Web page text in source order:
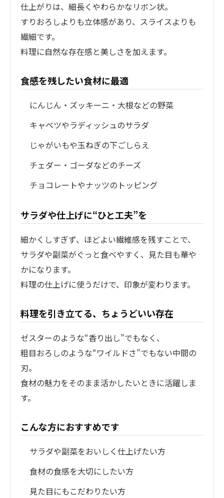
仕上がりは、細長くやわらかなリボン状。
すりおろしよりも立体感があり、スライスよりも
繊細です。
料理に自然な存在感と美しさを加えます。
食感を残したい食材に最適
にんじん・ズッキーニ・大根などの野菜
キャベツやラディッシュのサラダ
じゃがいもや玉ねぎの下ごしらえ
チェダー・ゴーダなどのチーズ
チョコレートやナッツのトッピング
サラダや仕上げに“ひと工夫”を
細かくしすぎず、ほどよい繊維感を残すことで、
サラダや副菜がぐっと食べやすく、見た目も華や
かになります。
料理の仕上げに使うだけで、印象が変わります。
料理を引き立てる、ちょうどいい存在
ゼスターのような“香り出し”でもなく、
粗目おろしのような“ワイルドさ”でもない中間の
刃。
食材の魅力をそのまま活かしたいときに活躍しま
す。
こんな方におすすめです
サラダや副菜をおいしく仕上げたい方
食材の食感を大切にしたい方
見た目にもこだわりたい方